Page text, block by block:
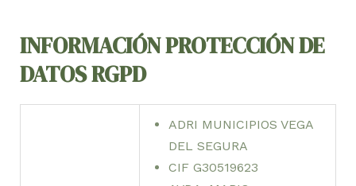
INFORMACIÓN PROTECCIÓN DE
DATOS RGPD
ADRI MUNICIPIOS VEGA
DEL SEGURA
CIF G30519623